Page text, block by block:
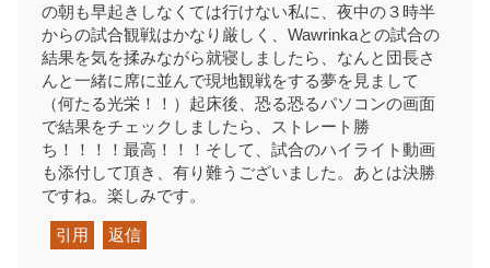
の朝も早起きしなくては行けない私に、夜中の３時半
からの試合観戦はかなり厳しく、Wawrinkaとの試合の
結果を気を揉みながら就寝しましたら、なんと団長さ
んと一緒に席に並んで現地観戦をする夢を見まして
（何たる光栄！！）起床後、恐る恐るパソコンの画面
で結果をチェックしましたら、ストレート勝
ち！！！！最高！！！そして、試合のハイライト動画
も添付して頂き、有り難うございました。あとは決勝
ですね。楽しみです。
引用 返信